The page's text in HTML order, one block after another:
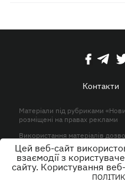
Контакти
Матеріали під рубриками
розміщені на правах реклами
Використання матеріалів
активного гіперпосилання на
© ТОВ «ЮЛАВ МЕДІА» 2026.
Цей веб-сайт
взаємодії з
сайту. Користування